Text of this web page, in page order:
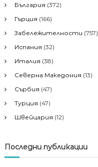
България (372)
Гърция (166)
Забележителности (757)
Испания (32)
Италия (38)
Северна Македония (13)
Сърбия (47)
Турция (47)
Швейцария (12)
Последни публикации